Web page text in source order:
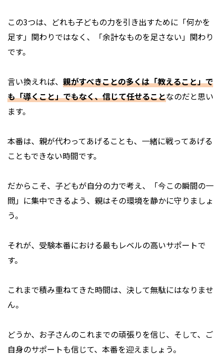
この3つは、どれも子どもの力を引き出すために「何かを
足す」関わりではなく、「余計なものを足さない」関わり
です。
言い換えれば、 親がすべきことの多くは「教えること」で
も「導くこと」でもなく、信じて任せることなのだと思い
ます。
本番は、親が代わってあげることも、一緒に戦ってあげる
こともできない時間です。
だからこそ、子どもが自分の力で考え、「今この瞬間の一
問」に集中できるよう、親はその環境を静かに守りましょ
う。
それが、受験本番における最もレベルの高いサポートで
す。
これまで積み重ねてきた時間は、決して無駄にはなりませ
ん。
どうか、お子さんのこれまでの頑張りを信じ、そして、ご
自身のサポートも信じて、本番を迎えましょう。